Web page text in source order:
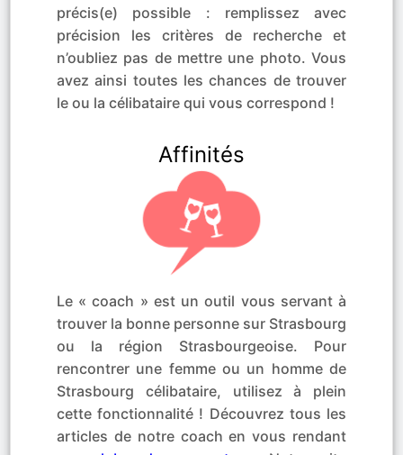
précis(e) possible : remplissez avec
précision les critères de recherche et
n’oubliez pas de mettre une photo. Vous
avez ainsi toutes les chances de trouver
le ou la célibataire qui vous correspond !
Affinités
Le « coach » est un outil vous servant à
trouver la bonne personne sur Strasbourg
ou la région Strasbourgeoise. Pour
rencontrer une femme ou un homme de
Strasbourg célibataire, utilisez à plein
cette fonctionnalité ! Découvrez tous les
articles de notre coach en vous rendant